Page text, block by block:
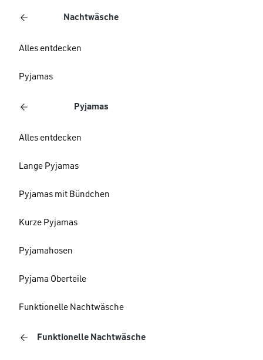
Nachtwäsche
Alles entdecken
Pyjamas
Pyjamas
Alles entdecken
Lange Pyjamas
Pyjamas mit Bündchen
Kurze Pyjamas
Pyjamahosen
Pyjama Oberteile
Funktionelle Nachtwäsche
Funktionelle Nachtwäsche